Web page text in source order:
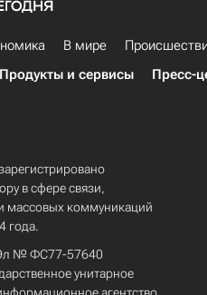
В мире
Продукты и сервисы Пресс-
в сфере связи,
массовых коммуникаций
года.
Эл № ФС77-57640
унитарное